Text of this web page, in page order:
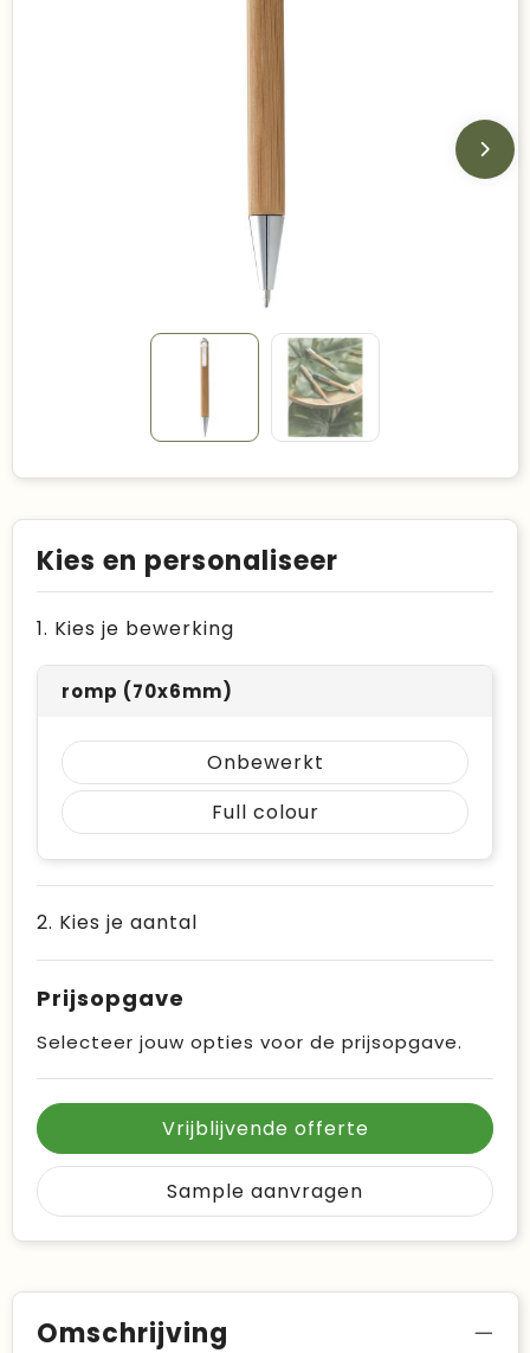
Kies en personaliseer
1. Kies je bewerking
romp (70x6mm)
Onbewerkt
Full colour
2. Kies je aantal
Prijsopgave
Selecteer jouw opties voor de prijsopgave.
Vrijblijvende offerte
Sample aanvragen
Omschrijving